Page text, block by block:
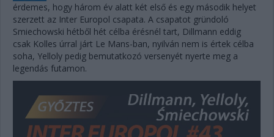
érdemes, hogy három év alatt két első és egy második helyet
szerzett az Inter Europol csapata. A csapatot gründoló
Smiechowski hétből hét célba érésnél tart, Dillmann eddig
csak Kolles úrral járt Le Mans-ban, nyilván nem is értek célba
soha, Yelloly pedig bemutatkozó versenyét nyerte meg a
legendás futamon.